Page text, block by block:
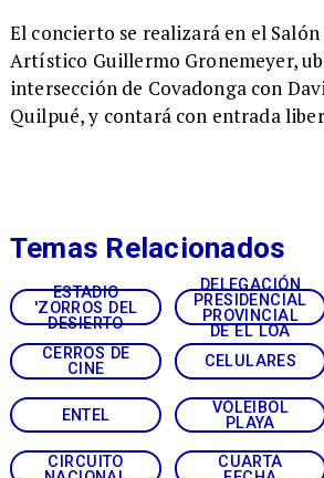
​El concierto se realizará en el
Artístico Guillermo Gronemeyer,
intersección de Covadonga con
Quilpué, y contará con entrada
ESTADIO
'ZORROS DEL
DESIERTO
DELEGACIÓN
PRESIDENCIAL
PROVINCIAL
DE EL LOA
CERROS DE
CINE
CELULARES
ENTEL
VÓLEIBOL
PLAYA
CIRCUITO
CUARTA
Temas Relacionados